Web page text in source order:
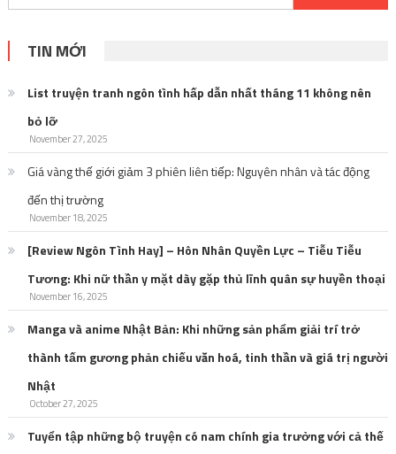
for:
TIN MỚI
List truyện tranh ngôn tình hấp dẫn nhất tháng 11 không nên
bỏ lỡ
November 27, 2025
Giá vàng thế giới giảm 3 phiên liên tiếp: Nguyên nhân và tác động
đến thị trường
November 18, 2025
[Review Ngôn Tình Hay] – Hôn Nhân Quyền Lực – Tiễu Tiễu
Tương: Khi nữ thần y mặt dày gặp thủ lĩnh quân sự huyền thoại
November 16, 2025
Manga và anime Nhật Bản: Khi những sản phẩm giải trí trở
thành tấm gương phản chiếu văn hoá, tinh thần và giá trị người
Nhật
October 27, 2025
Tuyển tập những bộ truyện có nam chính gia trưởng với cả thế